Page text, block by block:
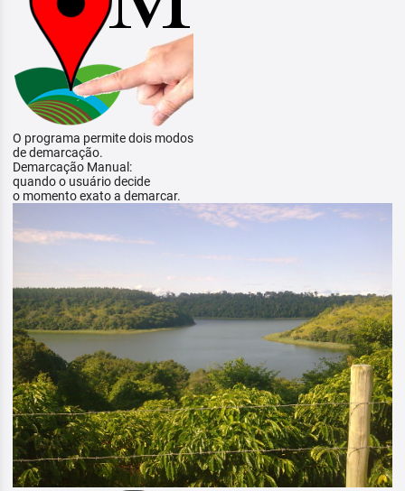
O programa permite dois modos
de demarcação.
Demarcação Manual:
quando o usuário decide
o momento exato a demarcar.